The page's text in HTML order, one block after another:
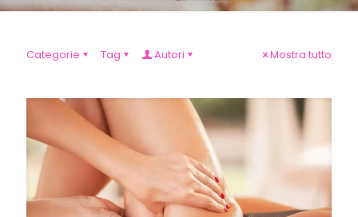
Categorie Tag Autori Mostra tutto